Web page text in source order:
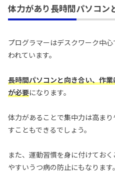
体力があり長時間パソコン
プログラマーはデスクワーク中心
われています。
長時間パソコンと向き合い、作
が必要になります。
体力があることで集中力は高ま
すこともできるでしょう。
また、運動習慣を身に付けてお
やすいうつ病の防止にもなります。